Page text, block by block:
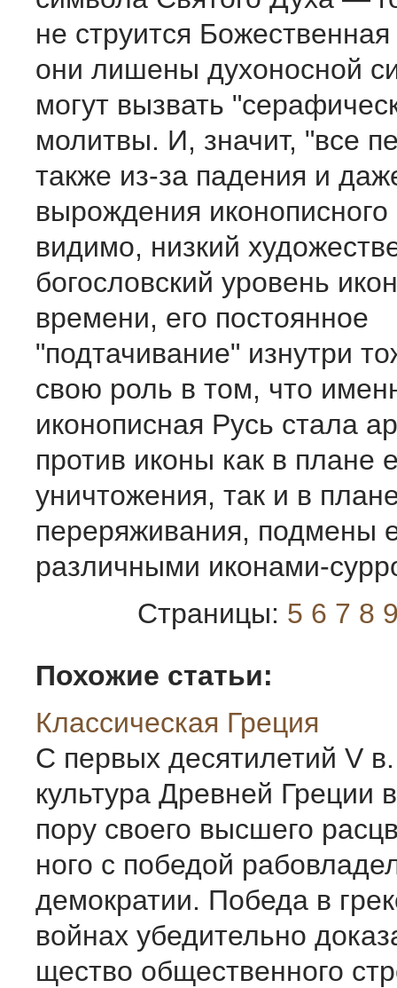
не струится Божественная
они лишены духоносной
могут вызвать
молитвы. И, значит, "все
также из-за падения и
вырождения иконописного
видимо, низкий
богословский уровень
времени, его постоянное
"подтачивание" изнутри
свою роль в том, что
иконописная Русь стала
против иконы как в плане
уничтожения, так и в
переряживания, подмены
различными иконами-
Страницы: 5 6 7 8
Похожие статьи:
Классическая Греция
С первых десятилетий V
культура Древней Греции
пору своего высшего
ного с победой
демократии. Победа в
войнах убедительно
щество общественного